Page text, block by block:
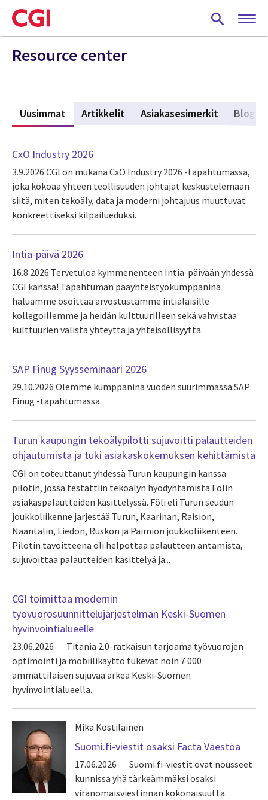
Skip
to
main
content
Resource center
Uusimmat (active tab)
Artikkelit Asiakasesimerkit Blogit
CxO Industry 2026
3.9.2026 CGI on mukana CxO Industry 2026 -tapahtumassa,
joka kokoaa yhteen teollisuuden johtajat keskustelemaan
siitä, miten tekoäly, data ja moderni johtajuus muuttuvat
konkreettiseksi kilpailueduksi.
Intia-päivä 2026
16.8.2026 Tervetuloa kymmenenteen Intia-päivään yhdessä
CGI kanssa! Tapahtuman pääyhteistyökumppanina
haluamme osoittaa arvostustamme intialaisille
kollegoillemme ja heidän kulttuurilleen sekä vahvistaa
kulttuurien välistä yhteyttä ja yhteisöllisyyttä.
SAP Finug Syysseminaari 2026
29.10.2026 Olemme kumppanina vuoden suurimmassa SAP
Finug -tapahtumassa.
Turun kaupungin tekoälypilotti sujuvoitti palautteiden
ohjautumista ja tuki asiakaskokemuksen kehittämistä
CGI on toteuttanut yhdessä Turun kaupungin kanssa
pilotin, jossa testattiin tekoälyn hyödyntämistä Fölin
asiakaspalautteiden käsittelyssä. Föli eli Turun seudun
joukkoliikenne järjestää Turun, Kaarinan, Raision,
Naantalin, Liedon, Ruskon ja Paimion joukkoliikenteen.
Pilotin tavoitteena oli helpottaa palautteen antamista,
sujuvoittaa palautteiden käsittelyä ja...
CGI toimittaa modernin
työvuorosuunnittelujärjestelmän Keski-Suomen
hyvinvointialueelle
23.06.2026
Titania 2.0-ratkaisun tarjoama työvuorojen
optimointi ja mobiilikäyttö tukevat noin 7 000
ammattilaisen sujuvaa arkea Keski-Suomen
hyvinvointialueella.
Mika Kostilainen
Suomi.fi-viestit osaksi Facta Väestöä
17.06.2026
Suomi.fi-viestit ovat nousseet
kunnissa yhä tärkeämmäksi osaksi
viranomaisviestinnän kokonaisuutta.